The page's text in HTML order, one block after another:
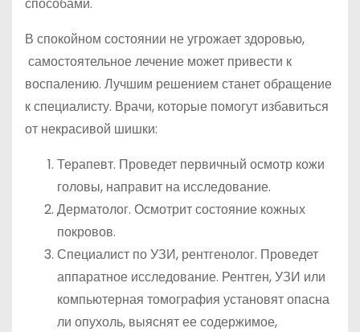
В спокойном состоянии не угрожает здоровью,
самостоятельное лечение может привести к
воспалению. Лучшим решением станет обращение
к специалисту. Врачи, которые помогут избавиться
от некрасивой шишки:
Терапевт. Проведет первичный осмотр кожи
головы, направит на исследование.
Дерматолог. Осмотрит состояние кожных
покровов.
Специалист по УЗИ, рентгенолог. Проведет
аппаратное исследование. Рентген, УЗИ или
компьютерная томография установят опасна
ли опухоль, выяснят ее содержимое,